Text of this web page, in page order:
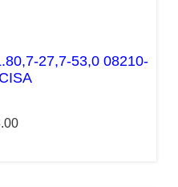
27,7-53,0 08210-